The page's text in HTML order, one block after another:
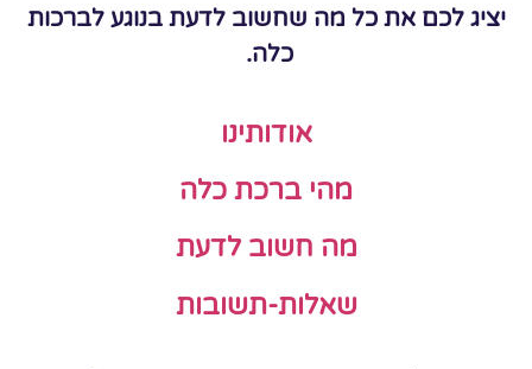
יציג לכם את כל מה שחשוב לדעת בנוגע לברכות
כלה.
אודותינו
מהי ברכת כלה
מה חשוב לדעת
שאלות-תשובות